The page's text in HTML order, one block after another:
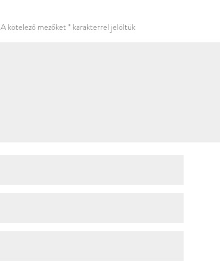
A kötelező mezőket * karakterrel jelöltük